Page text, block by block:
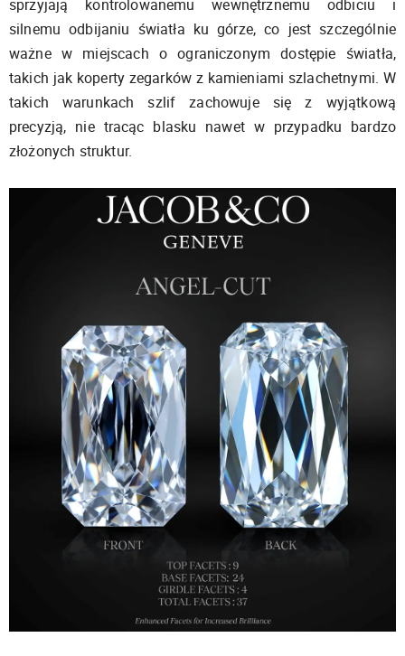
sprzyjają kontrolowanemu wewnętrznemu odbiciu i
silnemu odbijaniu światła ku górze, co jest szczególnie
ważne w miejscach o ograniczonym dostępie światła,
takich jak koperty zegarków z kamieniami szlachetnymi. W
takich warunkach szlif zachowuje się z wyjątkową
precyzją, nie tracąc blasku nawet w przypadku bardzo
złożonych struktur.